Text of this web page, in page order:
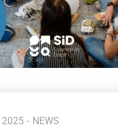
2025 - NEWS